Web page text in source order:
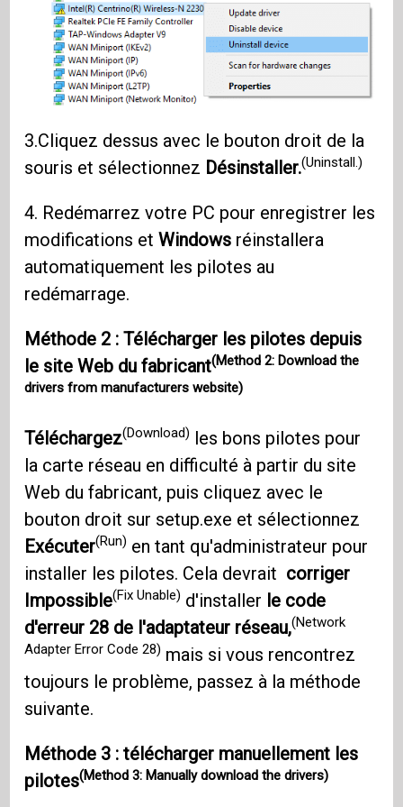
3.Cliquez dessus avec le bouton droit de la
souris et sélectionnez Désinstaller.(Uninstall.)
4. Redémarrez votre PC pour enregistrer les
modifications etWindows réinstallera
automatiquement les pilotes au
redémarrage.
Méthode 2 : Télécharger les pilotes depuis
le site Web du fabricant(Method 2: Download the
drivers from manufacturers website)
Téléchargez(Download) les bons pilotes pour
la carte réseau en difficulté à partir du site
Web du fabricant, puis cliquez avec le
bouton droit sur setup.exe et sélectionnez
Exécuter(Run) en tant qu'administrateur pour
installer les pilotes. Cela devrait corriger
Impossible(Fix Unable) d'installer le code
d'erreur 28 de l'adaptateur réseau,(Network
Adapter Error Code 28) mais si vous rencontrez
toujours le problème, passez à la méthode
suivante.
Méthode 3 : télécharger manuellement les
pilotes(Method 3: Manually download the drivers)